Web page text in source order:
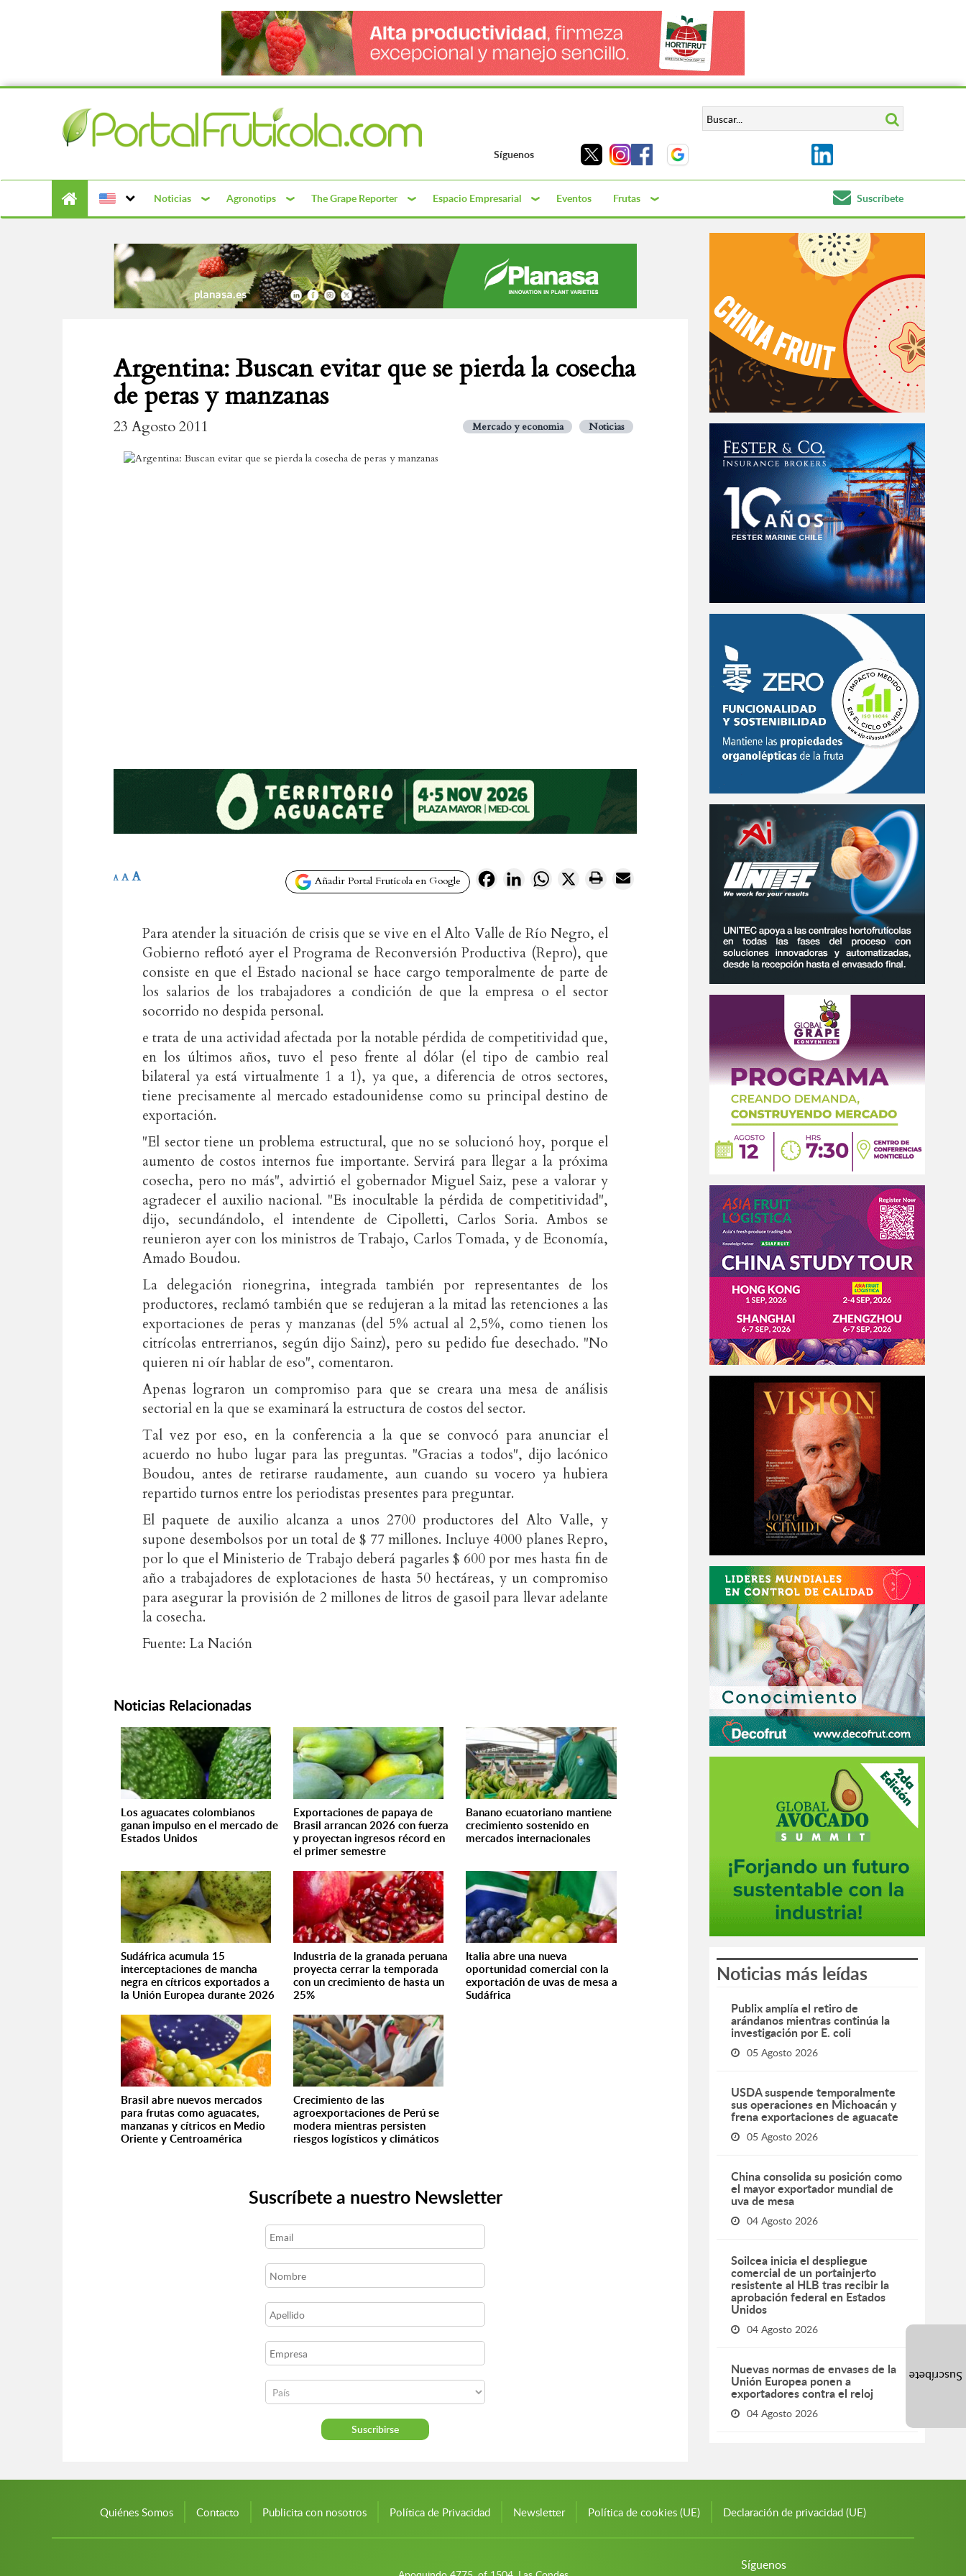
Síguenos
Noticias Agronotips The Grape Reporter Espacio Empresarial Eventos Frutas Suscríbete
Argentina: Buscan evitar que se pierda la cosecha
de peras y manzanas
23 Agosto 2011 Mercado y economia Noticias
Añadir Portal Frutícola en Google FacebookLinkedInWhatsApp
X
A A A
Para atender la situación de crisis que se vive en el Alto Valle de Río Negro, el
Gobierno reflotó ayer el Programa de Reconversión Productiva (Repro), que
consiste en que el Estado nacional se hace cargo temporalmente de parte de
los salarios de los trabajadores a condición de que la empresa o el sector
socorrido no despida personal.
e trata de una actividad afectada por la notable pérdida de competitividad que,
en los últimos años, tuvo el peso frente al dólar (el tipo de cambio real
bilateral ya está virtualmente 1 a 1), ya que, a diferencia de otros sectores,
tiene precisamente al mercado estadounidense como su principal destino de
exportación.
"El sector tiene un problema estructural, que no se solucionó hoy, porque el
aumento de costos internos fue importante. Servirá para llegar a la próxima
cosecha, pero no más", advirtió el gobernador Miguel Saiz, pese a valorar y
agradecer el auxilio nacional. "Es inocultable la pérdida de competitividad",
dijo, secundándolo, el intendente de Cipolletti, Carlos Soria. Ambos se
reunieron ayer con los ministros de Trabajo, Carlos Tomada, y de Economía,
Amado Boudou.
La delegación rionegrina, integrada también por representantes de los
productores, reclamó también que se redujeran a la mitad las retenciones a las
exportaciones de peras y manzanas (del 5% actual al 2,5%, como tienen los
citrícolas entrerrianos, según dijo Sainz), pero su pedido fue desechado. "No
quieren ni oír hablar de eso", comentaron.
Apenas lograron un compromiso para que se creara una mesa de análisis
sectorial en la que se examinará la estructura de costos del sector.
Tal vez por eso, en la conferencia a la que se convocó para anunciar el
acuerdo no hubo lugar para las preguntas. "Gracias a todos", dijo lacónico
Boudou, antes de retirarse raudamente, aun cuando su vocero ya hubiera
repartido turnos entre los periodistas presentes para preguntar.
El paquete de auxilio alcanza a unos 2700 productores del Alto Valle, y
supone desembolsos por un total de $ 77 millones. Incluye 4000 planes Repro,
por lo que el Ministerio de Trabajo deberá pagarles $ 600 por mes hasta fin de
año a trabajadores de explotaciones de hasta 50 hectáreas, y un compromiso
para asegurar la provisión de 2 millones de litros de gasoil para llevar adelante
la cosecha.
Fuente: La Nación
Noticias Relacionadas
Los aguacates colombianos
ganan impulso en el mercado de
Estados Unidos
Exportaciones de papaya de
Brasil arrancan 2026 con fuerza
y proyectan ingresos récord en
el primer semestre
Banano ecuatoriano mantiene
crecimiento sostenido en
mercados internacionales
Sudáfrica acumula 15
interceptaciones de mancha
negra en cítricos exportados a
la Unión Europea durante 2026
Industria de la granada peruana
proyecta cerrar la temporada
con un crecimiento de hasta un
25%
Italia abre una nueva
oportunidad comercial con la
exportación de uvas de mesa a
Sudáfrica
Brasil abre nuevos mercados
para frutas como aguacates,
manzanas y cítricos en Medio
Oriente y Centroamérica
Crecimiento de las
agroexportaciones de Perú se
modera mientras persisten
riesgos logísticos y climáticos
Suscríbete a nuestro Newsletter
Noticias más leídas
Publix amplía el retiro de
arándanos mientras continúa la
investigación por E. coli
05 Agosto 2026
USDA suspende temporalmente
sus operaciones en Michoacán y
frena exportaciones de aguacate
05 Agosto 2026
China consolida su posición como
el mayor exportador mundial de
uva de mesa
04 Agosto 2026
Soilcea inicia el despliegue
comercial de un portainjerto
resistente al HLB tras recibir la
aprobación federal en Estados
Unidos
04 Agosto 2026
Nuevas normas de envases de la
Unión Europea ponen a
exportadores contra el reloj
04 Agosto 2026
Quiénes Somos Contacto Publicita con nosotros Política de Privacidad Newsletter Política de cookies (UE) Declaración de privacidad (UE)
Síguenos
Suscríbete